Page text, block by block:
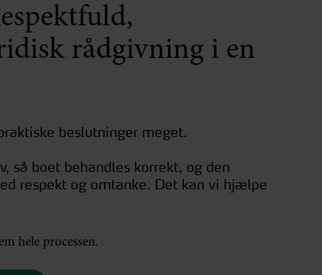
rådgivning i en
beslutninger meget.
så boet behandles korrekt, og den
respekt og omtanke. Det kan vi hjælpe
hele processen.